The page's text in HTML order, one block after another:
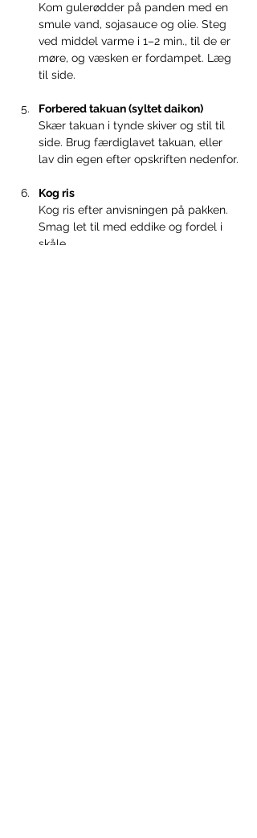
Kom gulerødder på panden med en
smule vand, sojasauce og olie. Steg
ved middel varme i 1–2 min., til de er
møre, og væsken er fordampet. Læg
til side.
Forbered takuan (syltet daikon)
Skær takuan i tynde skiver og stil til
side. Brug færdiglavet takuan, eller
lav din egen efter opskriften nedenfor.
Kog ris
Kog ris efter anvisningen på pakken.
Smag let til med eddike og fordel i
skåle.